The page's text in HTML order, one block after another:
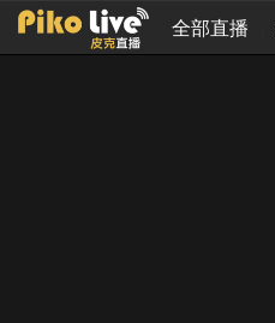
全部直播